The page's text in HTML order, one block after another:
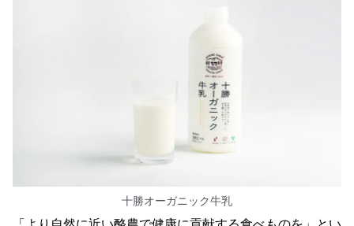
十勝オーガニック牛乳